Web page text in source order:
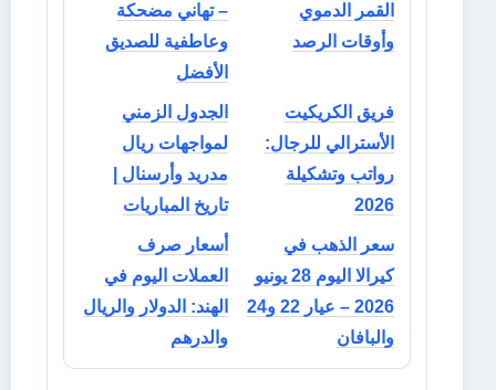
القمر الدموي
وأوقات الرصد
– تهاني مضحكة
وعاطفية للصديق
الأفضل
فريق الكريكيت
الأسترالي للرجال:
رواتب وتشكيلة
2026
الجدول الزمني
لمواجهات ريال
مدريد وأرسنال |
تاريخ المباريات
سعر الذهب في
كيرالا اليوم 28 يونيو
2026 – عيار 22 و24
والبافان
أسعار صرف
العملات اليوم في
الهند: الدولار والريال
والدرهم